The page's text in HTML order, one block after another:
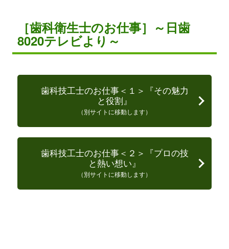
［歯科衛生士のお仕事］～日歯
8020テレビより～
歯科技工士のお仕事＜１＞『その魅力
と役割』
（別サイトに移動します）
歯科技工士のお仕事＜２＞『プロの技
と熱い想い』
（別サイトに移動します）